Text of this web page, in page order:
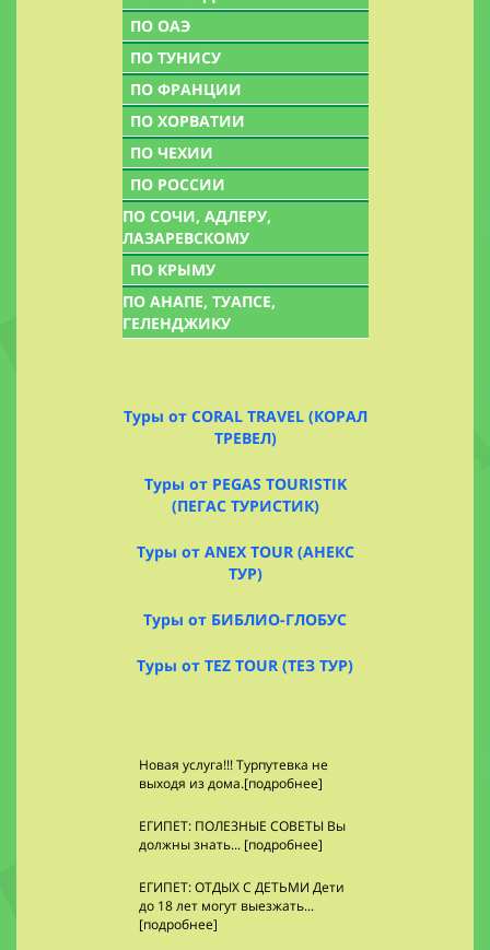
ПО ОАЭ
ПО ТУНИСУ
ПО ФРАНЦИИ
ПО ХОРВАТИИ
ПО ЧЕХИИ
ПО РОССИИ
ПО СОЧИ, АДЛЕРУ,
ЛАЗАРЕВСКОМУ
ПО КРЫМУ
ПО АНАПЕ, ТУАПСЕ,
ГЕЛЕНДЖИКУ
Туры от CORAL TRAVEL (КОРАЛ
ТРЕВЕЛ)
Туры от PEGAS TOURISTIK
(ПЕГАС ТУРИСТИК)
Туры от ANEX TOUR (АНЕКС
ТУР)
Туры от БИБЛИО-ГЛОБУС
Туры от TEZ TOUR (ТЕЗ ТУР)
Новая услуга!!! Турпутевка не
выходя из дома.[подробнее]
ЕГИПЕТ: ПОЛЕЗНЫЕ СОВЕТЫ Вы
должны знать... [подробнее]
ЕГИПЕТ: ОТДЫХ С ДЕТЬМИ Дети
до 18 лет могут выезжать...
[подробнее]